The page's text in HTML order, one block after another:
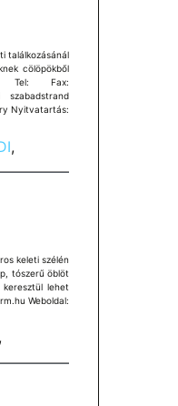
találkozásánál
cölöpökből
Tel: Fax:
szabadstrand
Nyitvatartás:
,
keleti szélén
tószerű öblöt
lehet
Weboldal:
,